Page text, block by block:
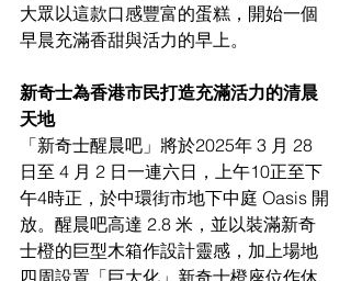
大眾以這款口感豐富的蛋糕，開始一個
早晨充滿香甜與活力的早上。
新奇士為香港市民打造充滿活力的清晨
天地
「新奇士醒晨吧」將於2025年 3 月 28
日至 4 月 2 日一連六日，上午10正至下
午4時正，於中環街市地下中庭 Oasis 開
放。醒晨吧高達 2.8 米，並以裝滿新奇
士橙的巨型木箱作設計靈感，加上場地
四周設置「巨大化」新奇士橙座位作休